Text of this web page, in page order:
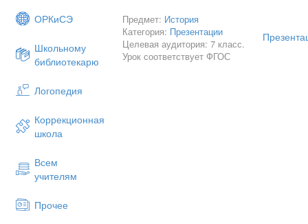
ОРКиСЭ
Школьному
библиотекарю
Логопедия
Коррекционная
школа
Всем
учителям
Прочее
Предмет: История
Категория: Презентации
Целевая аудитория: 7 класс.
Урок соответствует ФГОС